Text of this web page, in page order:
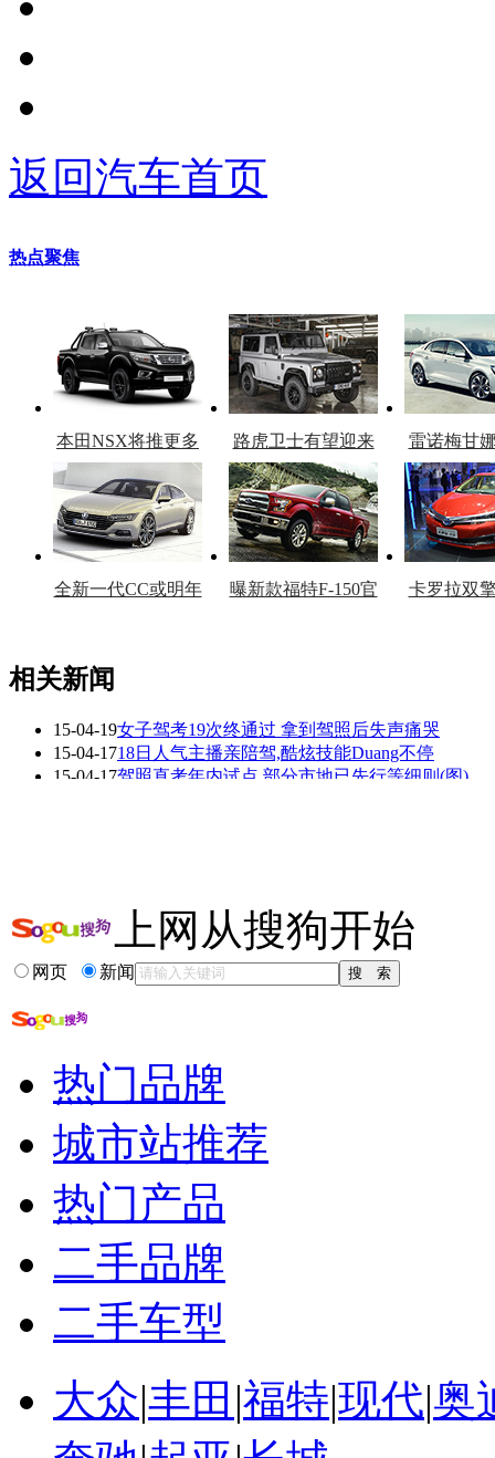
返回汽车首页
热点聚焦
本田NSX将推更多
车型
路虎卫士有望迎来
复产
雷诺梅甘
官
全新一代CC或明年
曝新款福特F-150官
卡罗拉双
看赛车宝贝争奇斗
艳
车模美腿爆乳无惧
走光
相关新闻
15-04-19女子驾考19次终通过 拿到驾照后失声痛哭
15-04-1718日人气主播亲陪驾,酷炫技能Duang不停
15-04-17驾照直考年内试点 部分市地已先行等细则(图)
相关推荐
成都考驾照要多少钱
邯郸驾照直考
石家庄驾照直考
成都考驾照艰辛吐槽
成都驾照分
上网从搜狗开始
网页 新闻
热门品牌
城市站推荐
热门产品
二手品牌
二手车型
大众|丰田 |福特|现代|奥